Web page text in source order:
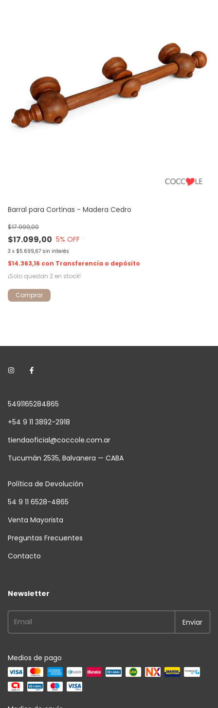
Barral para Cortinas - Madera Cedro
$17.099,00
$17.999,00
5% OFF
3 x $5.699,67 sin interés
$14.363,16 con Transferencia o depósito
¡Solo quedan 2 en stock!
Comprar
5491165284865
+54 9 11 3892-2918
tiendaoficial@coccole.com.ar
Tucumán 2535, Balvanera — CABA
Política de Devolución
54 9 11 6528-4865
Venta Mayorista
Preguntas Frecuentes
Contacto
Newsletter
Medios de pago